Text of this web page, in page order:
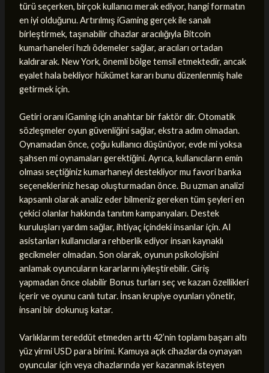
türü seçerken, birçok kullanıcı merak ediyor, hangi formatın
en iyi olduğunu. Artırılmış iGaming gerçek ile sanalı
birleştirmek, taşınabilir cihazlar aracılığıyla Bitcoin
kumarhaneleri hızlı ödemeler sağlar, aracıları ortadan
kaldırarak. New York, önemli bölge temsil etmektedir, ancak
eyalet hala bekliyor hükümet kararı bunu düzenlenmiş hale
getirmek için.
Getiri oranı iGaming için anahtar bir faktör dir. Otomatik
sözleşmeler oyun güvenliğini sağlar, ekstra adım olmadan.
Oynamadan önce, çoğu kullanıcı düşünüyor, evde mi yoksa
şahsen mi oynamaları gerektiğini. Ayrıca, kullanıcıların emin
olması seçtiğiniz kumarhaneyi destekliyor mu favori banka
seçenekleriniz hesap oluşturmadan önce. Bu uzman analizi
kapsamlı olarak analiz eder bilmeniz gereken tüm şeyleri en
çekici olanlar hakkında tanıtım kampanyaları. Destek
kuruluşları yardım sağlar, ihtiyaç içindeki insanlar için. AI
asistanları kullanıcılara rehberlik ediyor insan kaynaklı
gecikmeler olmadan. Son olarak, oyunun psikolojisini
anlamak oyuncuların kararlarını iyileştirebilir. Giriş
yapmadan önce olabilir Bonus turları seç ve kazan özellikleri
içerir ve oyunu canlı tutar. İnsan krupiye oyunları yönetir,
insani bir dokunuş katar.
Varlıklarım tereddüt etmeden arttı 42’nin toplamı başarı altı
yüz yirmi USD para birimi. Kamuya açık cihazlarda oynayan
oyuncular için veya cihazlarında yer kazanmak isteyen